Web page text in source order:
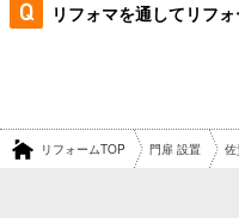
リフォマを通してリフ
リフォームTOP 門扉 設置